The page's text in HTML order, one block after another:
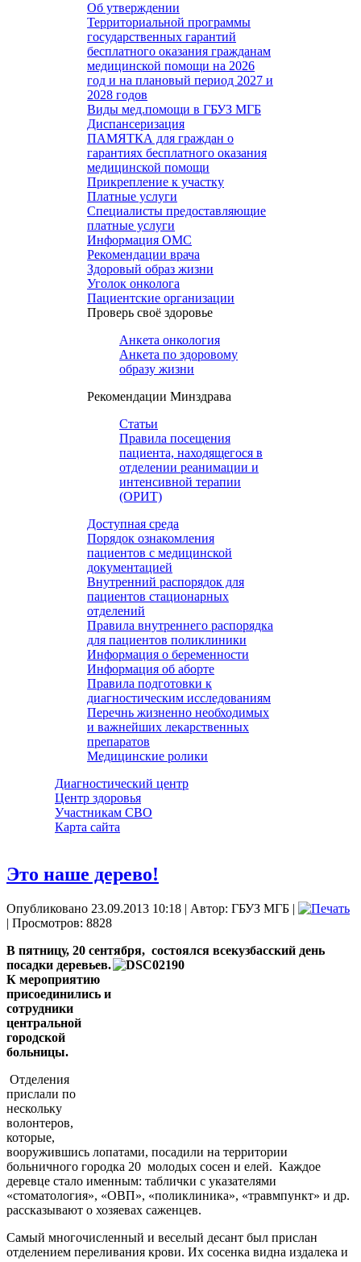
Об утверждении
Территориальной программы
государственных гарантий
бесплатного оказания гражданам
медицинской помощи на 2026
год и на плановый период 2027 и
2028 годов
Виды мед.помощи в ГБУЗ МГБ
Диспансеризация
ПАМЯТКА для граждан о
гарантиях бесплатного оказания
медицинской помощи
Прикрепление к участку
Платные услуги
Специалисты предоставляющие
платные услуги
Информация ОМС
Рекомендации врача
Здоровый образ жизни
Уголок онколога
Пациентские организации
Проверь своё здоровье
Анкета онкология
Анкета по здоровому
образу жизни
Рекомендации Минздрава
Статьи
Правила посещения
пациента, находящегося в
отделении реанимации и
интенсивной терапии
(ОРИТ)
Доступная среда
Порядок ознакомления
пациентов с медицинской
документацией
Внутренний распорядок для
пациентов стационарных
отделений
Правила внутреннего распорядка
для пациентов поликлиники
Информация о беременности
Информация об аборте
Правила подготовки к
диагностическим исследованиям
Перечнь жизненно необходимых
и важнейших лекарственных
препаратов
Медицинские ролики
Диагностический центр
Центр здоровья
Участникам СВО
Карта сайта
Это наше дерево!
Опубликовано 23.09.2013 10:18 | Автор: ГБУЗ МГБ |
| Просмотров: 8828
В пятницу, 20 сентября, состоялся всекузбасский день
посадки деревьев.
К мероприятию
присоединились и
сотрудники
центральной
городской
больницы.
Отделения
прислали по
нескольку
волонтеров,
которые,
вооружившись лопатами, посадили на территории
больничного городка 20 молодых сосен и елей. Каждое
деревце стало именным: таблички с указателями
«стоматология», «ОВП», «поликлиника», «травмпункт» и др.
рассказывают о хозяевах саженцев.
Самый многочисленный и веселый десант был прислан
отделением переливания крови. Их сосенка видна издалека и